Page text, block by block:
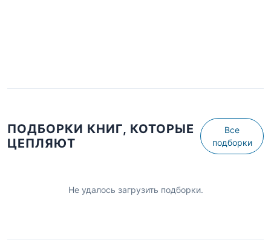
ПОДБОРКИ КНИГ, КОТОРЫЕ
ЦЕПЛЯЮТ
Все
подборки
Не удалось загрузить подборки.